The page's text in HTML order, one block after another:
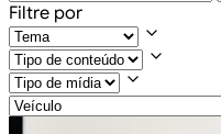
Filtre por